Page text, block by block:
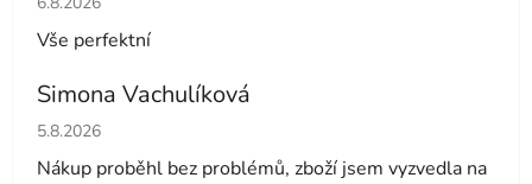
Vše perfektní
Simona Vachulíková
Hodnocení obchodu je 5 z 5 hvězdiček.
5.8.2026
Nákup proběhl bez problémů, zboží jsem vyzvedla na